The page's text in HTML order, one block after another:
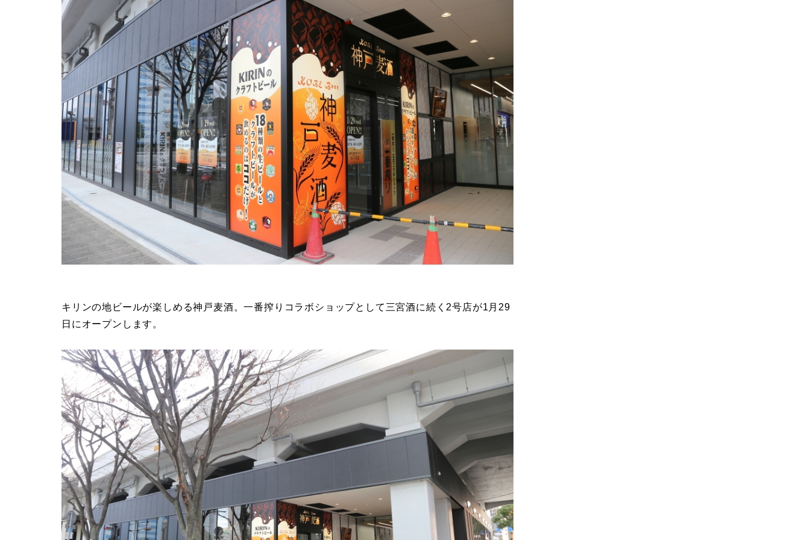
キリンの地ビールが楽しめる神戸麦酒。一番搾りコラボショップとして三宮酒に続く2号店が1月29
日にオープンします。